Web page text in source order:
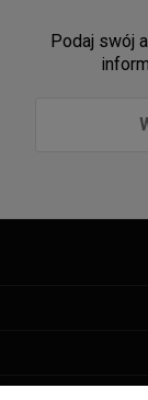
Podaj swój